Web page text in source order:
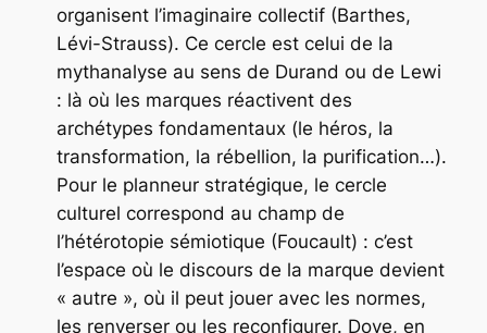
organisent l’imaginaire collectif (Barthes,
Lévi-Strauss). Ce cercle est celui de la
mythanalyse au sens de Durand ou de Lewi
: là où les marques réactivent des
archétypes fondamentaux (le héros, la
transformation, la rébellion, la purification…).
Pour le planneur stratégique, le cercle
culturel correspond au champ de
l’hétérotopie sémiotique (Foucault) : c’est
l’espace où le discours de la marque devient
« autre », où il peut jouer avec les normes,
les renverser ou les reconfigurer. Dove, en